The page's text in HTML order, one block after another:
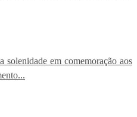
solenidade em comemoração aos